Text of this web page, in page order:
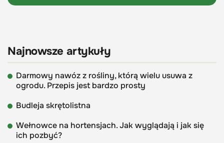
Najnowsze artykuły
Darmowy nawóz z rośliny, którą wielu usuwa z
ogrodu. Przepis jest bardzo prosty
Budleja skrętolistna
Wełnowce na hortensjach. Jak wyglądają i jak się
ich pozbyć?